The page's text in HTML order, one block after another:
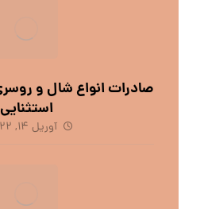
صادرات انواع شال و
استثنایی
آوریل 14, 2022